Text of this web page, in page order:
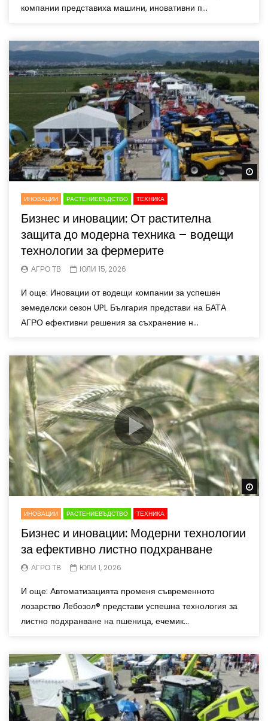
компании представиха машини, иновативни п...
ИНОВАЦИИ РАСТЕНИЕВЪДСТВО ТЕХНИКА
Бизнес и иновации: От растителна
защита до модерна техника – водещи
технологии за фермерите
АГРО ТВ ЮЛИ 15, 2026
И още: Иновации от водещи компании за успешен
земеделски сезон UPL България представи на БАТА
АГРО ефективни решения за съхранение н...
ИНОВАЦИИ РАСТЕНИЕВЪДСТВО ТЕХНИКА
Бизнес и иновации: Модерни технологии
за ефективно листно подхранване
АГРО ТВ ЮЛИ 1, 2026
И още: Автоматизацията променя съвременното
лозарство Лебозол® представи успешна технология за
листно подхранване на пшеница, ечемик...